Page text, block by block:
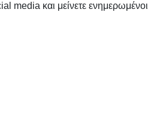
media και μείνετε ενημερωμένοι